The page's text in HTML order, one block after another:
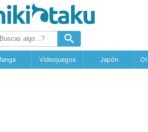
Videojuegos Japón